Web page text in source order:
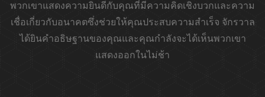
พวกเขาแสดงความยินดีกับคุณที่มีความคิดเชิงบวกและความ
เชื่อเกี่ยวกับอนาคตซึ่งช่วยให้คุณประสบความสำเร็จ จักรวาล
ได้ยินคำอธิษฐานของคุณและคุณกำลังจะได้เห็นพวกเขา
แสดงออกในไม่ช้า